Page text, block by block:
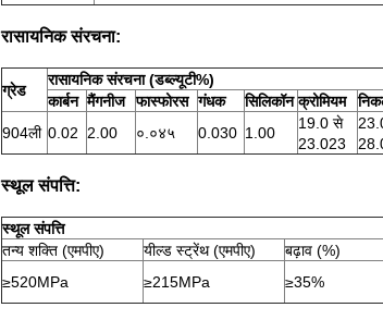
रासायनिक संरचना:
ग्रेड
रासायनिक संरचना (डब्ल्यूटी%)
कार्बन मैंगनीज फास्फोरस गंधक सिलिकॉन क्रोमियम
904ली 0.02 2.00 ०.०४५ 0.030 1.00
19.0 से
23.023
स्थूल संपत्ति:
स्थूल संपत्ति
तन्य शक्ति (एमपीए)
यील्ड स्ट्रेंथ (एमपीए) बढ़ाव (%)
≥520MPa
≥215MPa ≥35%